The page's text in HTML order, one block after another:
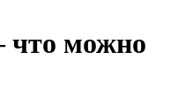
можно